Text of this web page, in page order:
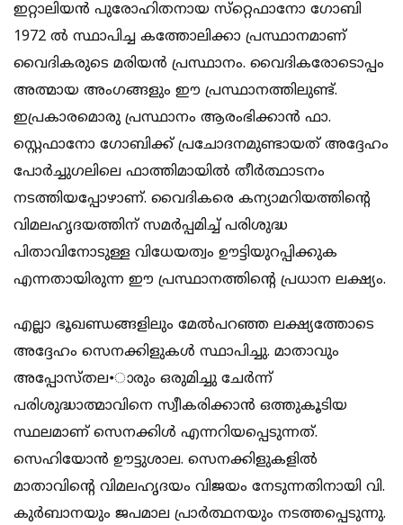
ഇറ്റാലിയന്‍ പുരോഹിതനായ സ്‌റ്റെഫാനോ ഗോബി
1972 ല്‍ സ്ഥാപിച്ച കത്തോലിക്കാ പ്രസ്ഥാനമാണ്
വൈദികരുടെ മരിയന്‍ പ്രസ്ഥാനം. വൈദികരോടൊപ്പം
അത്മായ അംഗങ്ങളും ഈ പ്രസ്ഥാനത്തിലുണ്ട്.
ഇപ്രകാരമൊരു പ്രസ്ഥാനം ആരംഭിക്കാന്‍ ഫാ.
സ്റ്റെഫാനോ ഗോബിക്ക് പ്രചോദനമുണ്ടായത് അദ്ദേഹം
പോര്‍ച്ചുഗലിലെ ഫാത്തിമായില്‍ തീര്‍ത്ഥാടനം
നടത്തിയപ്പോഴാണ്. വൈദികരെ കന്യാമറിയത്തിന്റെ
വിമലഹൃദയത്തിന് സമര്‍പ്പമിച്ച് പരിശുദ്ധ
പിതാവിനോടുള്ള വിധേയത്വം ഊട്ടിയുറപ്പിക്കുക
എന്നതായിരുന്ന ഈ പ്രസ്ഥാനത്തിന്റെ പ്രധാന ലക്ഷ്യം.
എല്ലാ ഭൂഖണ്ഡങ്ങളിലും മേല്‍പറഞ്ഞ ലക്ഷ്യത്തോടെ
അദ്ദേഹം സെനക്കിളുകള്‍ സ്ഥാപിച്ചു. മാതാവും
അപ്പോസ്തല•ാരും ഒരുമിച്ചു ചേര്‍ന്ന്
പരിശുദ്ധാത്മാവിനെ സ്വീകരിക്കാന്‍ ഒത്തുകൂടിയ
സ്ഥലമാണ് സെനക്കിള്‍ എന്നറിയപ്പെടുന്നത്.
സെഹിയോന്‍ ഊട്ടുശാല. സെനക്കിളുകളില്‍
മാതാവിന്റെ വിമലഹൃദയം വിജയം നേടുന്നതിനായി വി.
കുര്‍ബാനയും ജപമാല പ്രാര്‍ത്ഥനയും നടത്തപ്പെടുന്നു.